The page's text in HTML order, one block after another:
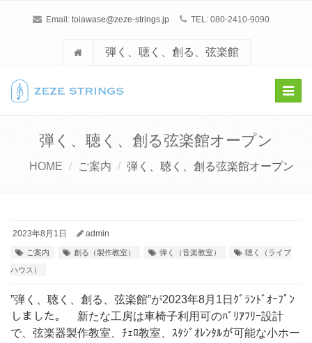
Email: toiawase@zeze-strings.jp TEL: 080-2410-9090
弾く、聴く、創る、弦楽館
弾く、聴く、創る弦楽館オープン
HOME ご案内 弾く、聴く、創る弦楽館オープン
2023年8月1日 admin
ご案内 創る（製作教室） 弾く（音楽教室） 聴く（ライブ
ハウス）
”弾く、聴く、創る、弦楽館”が2023年8月1日ｸﾞﾗﾝﾄﾞｵｰﾌﾟﾝ
しました。 新たな工房は車椅子利用可のﾊﾞﾘｱﾌﾘｰ設計
で、弦楽器製作教室、ﾁｪﾛ教室、ｽﾀｼﾞｵﾚﾝﾀﾙが可能な小ホー